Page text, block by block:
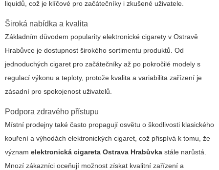
liquidů, což je klíčové pro začátečníky i zkušené uživatele.
Široká nabídka a kvalita
Základním důvodem popularity elektronické cigarety v Ostravě
Hrabůvce je dostupnost širokého sortimentu produktů. Od
jednoduchých cigaret pro začátečníky až po pokročilé modely s
regulací výkonu a teploty, protože kvalita a variabilita zařízení je
zásadní pro spokojenost uživatelů.
Podpora zdravého přístupu
Místní prodejny také často propagují osvětu o škodlivosti klasického
kouření a výhodách elektronických cigaret, což přispívá k tomu, že
význam elektronická cigareta Ostrava Hrabůvka stále narůstá.
Mnozí zákazníci oceňují možnost získat kvalitní zařízení a